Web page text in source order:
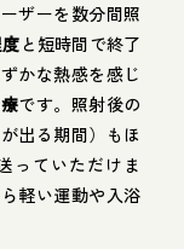
ザーを数分間照
と短時間で終了
かな熱感を感じ
です。照射後の
出る期間）もほ
っていただけま
軽い運動や入浴